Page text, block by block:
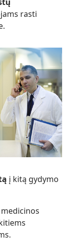
rasti
į kitą gydymo